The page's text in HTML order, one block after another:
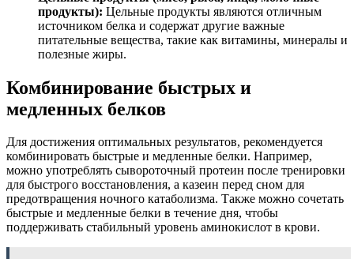
продукты): Цельные продукты являются отличным
источником белка и содержат другие важные
питательные вещества, такие как витамины, минералы и
полезные жиры.
Комбинирование быстрых и
медленных белков
Для достижения оптимальных результатов, рекомендуется
комбинировать быстрые и медленные белки. Например,
можно употреблять сывороточный протеин после тренировки
для быстрого восстановления, а казеин перед сном для
предотвращения ночного катаболизма. Также можно сочетать
быстрые и медленные белки в течение дня, чтобы
поддерживать стабильный уровень аминокислот в крови.